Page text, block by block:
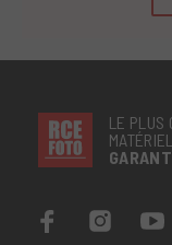
LE PLUS